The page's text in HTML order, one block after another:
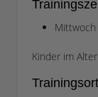
Mittwoch
Kinder im